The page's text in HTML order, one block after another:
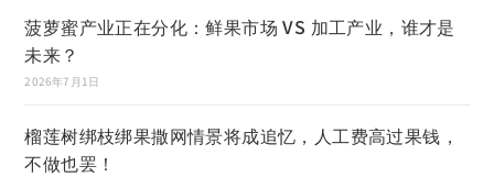
菠萝蜜产业正在分化：鲜果市场 VS 加工产业，谁才是
未来？
2026年7月1日
榴莲树绑枝绑果撒网情景将成追忆，人工费高过果钱，
不做也罢！